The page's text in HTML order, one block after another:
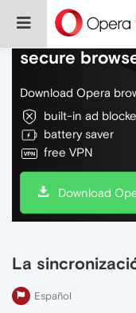
Do more on
secure
Download Opera
built-in ad
battery saver
free VPN
Download
La
Español